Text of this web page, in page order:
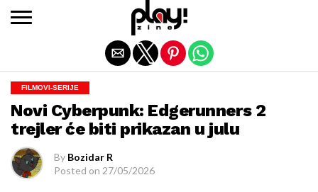
FILMOVI-SERIJE
Novi Cyberpunk: Edgerunners 2
trejler će biti prikazan u julu
By Bozidar R
Posted on 27/05/2026
Exit mobile version